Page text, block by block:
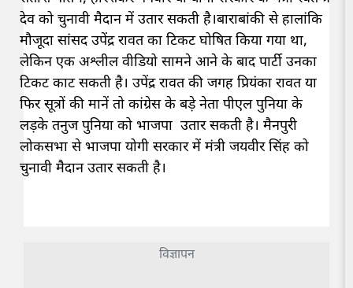
देव को चुनावी मैदान में उतार सकती है।बाराबांकी से हालांकि
मौजूदा सांसद उपेंद्र रावत का टिकट घोषित किया गया था,
लेकिन एक अश्लील वीडियो सामने आने के बाद पार्टी उनका
टिकट काट सकती है। उपेंद्र रावत की जगह प्रियंका रावत या
फिर सूत्रों की मानें तो कांग्रेस के बड़े नेता पीएल पुनिया के
लड़के तनुज पुनिया को भाजपा उतार सकती है। मैनपुरी
लोकसभा से भाजपा योगी सरकार में मंत्री जयवीर सिंह को
चुनावी मैदान उतार सकती है।
विज्ञापन